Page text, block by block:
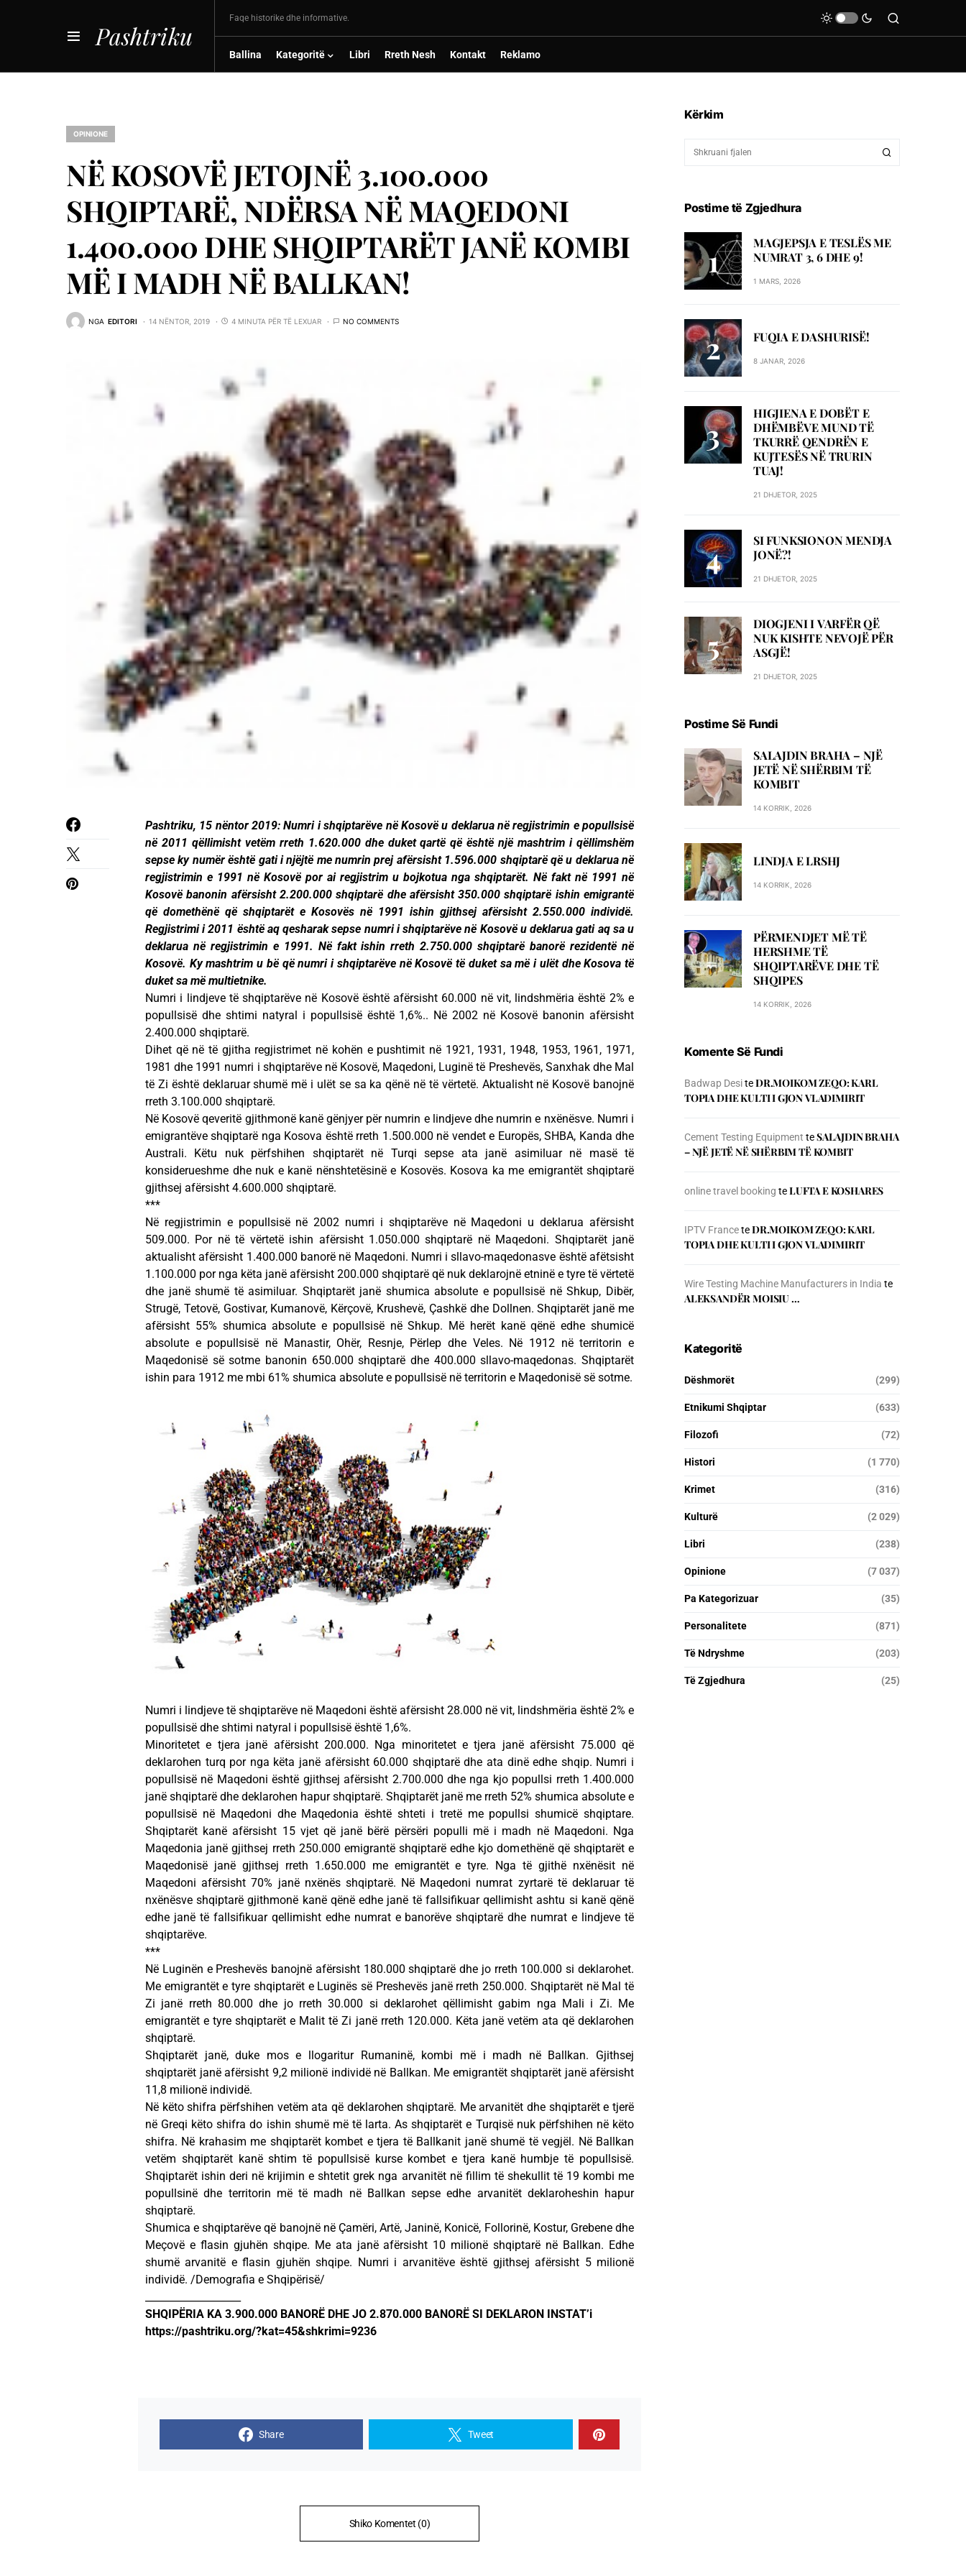
Pashtriku
Faqe historike dhe informative.
Ballina Kategoritë Libri Rreth Nesh Kontakt Reklamo
OPINIONE
NË KOSOVË JETOJNË 3.100.000
SHQIPTARË, NDËRSA NË MAQEDONI
1.400.000 DHE SHQIPTARËT JANË KOMBI
MË I MADH NË BALLKAN!
NGA EDITORI 14 NËNTOR, 2019 4 MINUTA PËR TË LEXUAR NO COMMENTS
Pashtriku, 15 nëntor 2019: Numri i shqiptarëve në Kosovë u deklarua në regjistrimin e popullsisë
në 2011 qëllimisht vetëm rreth 1.620.000 dhe duket qartë që është një mashtrim i qëllimshëm
sepse ky numër është gati i njëjtë me numrin prej afërsisht 1.596.000 shqiptarë që u deklarua në
regjistrimin e 1991 në Kosovë por ai regjistrim u bojkotua nga shqiptarët. Në fakt në 1991 në
Kosovë banonin afërsisht 2.200.000 shqiptarë dhe afërsisht 350.000 shqiptarë ishin emigrantë
që domethënë që shqiptarët e Kosovës në 1991 ishin gjithsej afërsisht 2.550.000 individë.
Regjistrimi i 2011 është aq qesharak sepse numri i shqiptarëve në Kosovë u deklarua gati aq sa u
deklarua në regjistrimin e 1991. Në fakt ishin rreth 2.750.000 shqiptarë banorë rezidentë në
Kosovë. Ky mashtrim u bë që numri i shqiptarëve në Kosovë të duket sa më i ulët dhe Kosova të
duket sa më multietnike.
Numri i lindjeve të shqiptarëve në Kosovë është afërsisht 60.000 në vit, lindshmëria është 2% e
popullsisë dhe shtimi natyral i popullsisë është 1,6%.. Në 2002 në Kosovë banonin afërsisht
2.400.000 shqiptarë.
Dihet që në të gjitha regjistrimet në kohën e pushtimit në 1921, 1931, 1948, 1953, 1961, 1971,
1981 dhe 1991 numri i shqiptarëve në Kosovë, Maqedoni, Luginë të Preshevës, Sanxhak dhe Mal
të Zi është deklaruar shumë më i ulët se sa ka qënë në të vërtetë. Aktualisht në Kosovë banojnë
rreth 3.100.000 shqiptarë.
Në Kosovë qeveritë gjithmonë kanë gënjyer për numrin e lindjeve dhe numrin e nxënësve. Numri i
emigrantëve shqiptarë nga Kosova është rreth 1.500.000 në vendet e Europës, SHBA, Kanda dhe
Australi. Këtu nuk përfshihen shqiptarët në Turqi sepse ata janë asimiluar në masë të
konsiderueshme dhe nuk e kanë nënshtetësinë e Kosovës. Kosova ka me emigrantët shqiptarë
gjithsej afërsisht 4.600.000 shqiptarë.
***
Në regjistrimin e popullsisë në 2002 numri i shqiptarëve në Maqedoni u deklarua afërsisht
509.000. Por në të vërtetë ishin afërsisht 1.050.000 shqiptarë në Maqedoni. Shqiptarët janë
aktualisht afërsisht 1.400.000 banorë në Maqedoni. Numri i sllavo-maqedonasve është afëtsisht
1.100.000 por nga këta janë afërsisht 200.000 shqiptarë që nuk deklarojnë etninë e tyre të vërtetë
dhe janë shumë të asimiluar. Shqiptarët janë shumica absolute e popullsisë në Shkup, Dibër,
Strugë, Tetovë, Gostivar, Kumanovë, Kërçovë, Krushevë, Çashkë dhe Dollnen. Shqiptarët janë me
afërsisht 55% shumica absolute e popullsisë në Shkup. Më herët kanë qënë edhe shumicë
absolute e popullsisë në Manastir, Ohër, Resnje, Përlep dhe Veles. Në 1912 në territorin e
Maqedonisë së sotme banonin 650.000 shqiptarë dhe 400.000 sllavo-maqedonas. Shqiptarët
ishin para 1912 me mbi 61% shumica absolute e popullsisë në territorin e Maqedonisë së sotme.
Numri i lindjeve të shqiptarëve në Maqedoni është afërsisht 28.000 në vit, lindshmëria është 2% e
popullsisë dhe shtimi natyral i popullsisë është 1,6%.
Minoritetet e tjera janë afërsisht 200.000. Nga minoritetet e tjera janë afërsisht 75.000 që
deklarohen turq por nga këta janë afërsisht 60.000 shqiptarë dhe ata dinë edhe shqip. Numri i
popullsisë në Maqedoni është gjithsej afërsisht 2.700.000 dhe nga kjo popullsi rreth 1.400.000
janë shqiptarë dhe deklarohen hapur shqiptarë. Shqiptarët janë me rreth 52% shumica absolute e
popullsisë në Maqedoni dhe Maqedonia është shteti i tretë me popullsi shumicë shqiptare.
Shqiptarët kanë afërsisht 15 vjet që janë bërë përsëri populli më i madh në Maqedoni. Nga
Maqedonia janë gjithsej rreth 250.000 emigrantë shqiptarë edhe kjo domethënë që shqiptarët e
Maqedonisë janë gjithsej rreth 1.650.000 me emigrantët e tyre. Nga të gjithë nxënësit në
Maqedoni afërsisht 70% janë nxënës shqiptarë. Në Maqedoni numrat zyrtarë të deklaruar të
nxënësve shqiptarë gjithmonë kanë qënë edhe janë të fallsifikuar qellimisht ashtu si kanë qënë
edhe janë të fallsifikuar qellimisht edhe numrat e banorëve shqiptarë dhe numrat e lindjeve të
shqiptarëve.
***
Në Luginën e Preshevës banojnë afërsisht 180.000 shqiptarë dhe jo rreth 100.000 si deklarohet.
Me emigrantët e tyre shqiptarët e Luginës së Preshevës janë rreth 250.000. Shqiptarët në Mal të
Zi janë rreth 80.000 dhe jo rreth 30.000 si deklarohet qëllimisht gabim nga Mali i Zi. Me
emigrantët e tyre shqiptarët e Malit të Zi janë rreth 120.000. Këta janë vetëm ata që deklarohen
shqiptarë.
Shqiptarët janë, duke mos e llogaritur Rumaninë, kombi më i madh në Ballkan. Gjithsej
shqiptarët janë afërsisht 9,2 milionë individë në Ballkan. Me emigrantët shqiptarët janë afërsisht
11,8 milionë individë.
Në këto shifra përfshihen vetëm ata që deklarohen shqiptarë. Me arvanitët dhe shqiptarët e tjerë
në Greqi këto shifra do ishin shumë më të larta. As shqiptarët e Turqisë nuk përfshihen në këto
shifra. Në krahasim me shqiptarët kombet e tjera të Ballkanit janë shumë të vegjël. Në Ballkan
vetëm shqiptarët kanë shtim të popullsisë kurse kombet e tjera kanë humbje të popullsisë.
Shqiptarët ishin deri në krijimin e shtetit grek nga arvanitët në fillim të shekullit të 19 kombi me
popullsinë dhe territorin më të madh në Ballkan sepse edhe arvanitët deklaroheshin hapur
shqiptarë.
Shumica e shqiptarëve që banojnë në Çamëri, Artë, Janinë, Konicë, Follorinë, Kostur, Grebene dhe
Meçovë e flasin gjuhën shqipe. Me ata janë afërsisht 10 milionë shqiptarë në Ballkan. Edhe
shumë arvanitë e flasin gjuhën shqipe. Numri i arvanitëve është gjithsej afërsisht 5 milionë
individë. /Demografia e Shqipërisë/
SHQIPËRIA KA 3.900.000 BANORË DHE JO 2.870.000 BANORË SI DEKLARON INSTAT’i
https://pashtriku.org/?kat=45&shkrimi=9236
Share Tweet
Shiko Komentet (0)
Kërkim
Postime të Zgjedhura
MAGJEPSJA E TESLËS ME
NUMRAT 3, 6 DHE 9!
1 MARS, 2026
FUQIA E DASHURISË!
8 JANAR, 2026
HIGJIENA E DOBËT E
DHËMBËVE MUND TË
TKURRË QENDRËN E
KUJTESËS NË TRURIN
TUAJ!
21 DHJETOR, 2025
SI FUNKSIONON MENDJA
JONË?!
21 DHJETOR, 2025
DIOGJENI I VARFËR QË
NUK KISHTE NEVOJË PËR
ASGJË!
21 DHJETOR, 2025
Postime Së Fundi
SALAJDIN BRAHA – NJЁ
JETЁ NЁ SHЁRBIM TЁ
KOMBIT
14 KORRIK, 2026
LINDJA E LRSHJ
14 KORRIK, 2026
PËRMENDJET MË TË
HERSHME TË
SHQIPTARËVE DHE TË
SHQIPES
14 KORRIK, 2026
Komente Së Fundi
Badwap DesiteDR.MOIKOM ZEQO: KARL
TOPIA DHE KULTI I GJON VLADIMIRIT
Cement Testing Equipment teSALAJDIN BRAHA
– NJЁ JETЁ NЁ SHЁRBIM TЁ KOMBIT
online travel booking teLUFTA E KOSHARES
IPTV FranceteDR.MOIKOM ZEQO: KARL
TOPIA DHE KULTI I GJON VLADIMIRIT
Wire Testing Machine Manufacturers in India te
ALEKSANDËR MOISIU …
Kategoritë
Dëshmorët (299)
Etnikumi Shqiptar (633)
Filozofi (72)
Histori (1 770)
Krimet (316)
Kulturë (2 029)
Libri (238)
Opinione (7 037)
Pa Kategorizuar (35)
Personalitete (871)
Të Ndryshme (203)
Të Zgjedhura (25)